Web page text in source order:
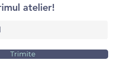
atelier!
Trimite